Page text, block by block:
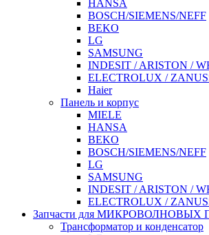
HANSA
BOSCH/SIEMENS/NEFF
BEKO
LG
SAMSUNG
INDESIT / ARISTON /
ELECTROLUX /
Haier
Панель и корпус
MIELE
HANSA
BEKO
BOSCH/SIEMENS/NEFF
LG
SAMSUNG
INDESIT / ARISTON /
ELECTROLUX /
Запчасти для МИКРОВОЛНОВЫХ
Трансформатор и конденсатор